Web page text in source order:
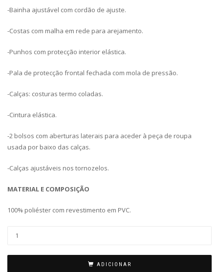
-Bainha ajustável com cordão de ajuste.
-Costas com malha em rede para arejamento.
-Punhos com protecção interior elástica.
-Pala de protecção frontal fechada com mola de pressão.
-Calças: costuras termo coladas.
-Cintura elástica.
-2 bolsos com aberturas laterais para aceder à peça de roupa
usada por baixo das calças.
-Calças ajustáveis nos tornozelos.
MATERIAL E COMPOSIÇÃO
100% poliéster com revestimento em PVC.
ADICIONAR